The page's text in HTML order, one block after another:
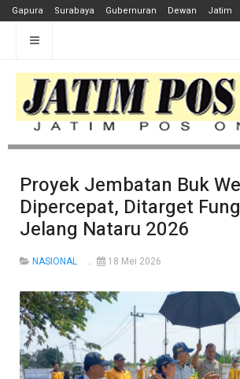
Gapura Surabaya Gubernuran Dewan Jatim
Proyek Jembatan Buk
Dipercepat, Ditarget
Jelang Nataru 2026
NASIONAL 18 Mei 2026